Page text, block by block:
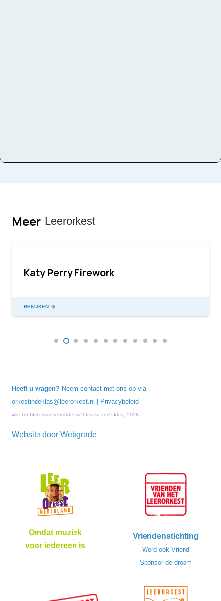
Meer Leerorkest
Katy Perry Firework
BEKIJKEN
Omdat muziek
voor iedereen is
Vriendenstichting
Word ook Vriend
Sponsor de droom
Heeft u vragen? Neem contact met ons op via
orkestindeklas@leerorkest.nl
Privacybeleid
Alle rechten voorbehouden © Orkest in de klas, 2026
Website door Webgrade